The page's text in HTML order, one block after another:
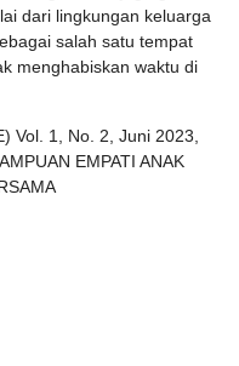
dari lingkungan keluarga
salah satu tempat
menghabiskan waktu di
Vol. 1, No. 2, Juni 2023,
EMPATI ANAK